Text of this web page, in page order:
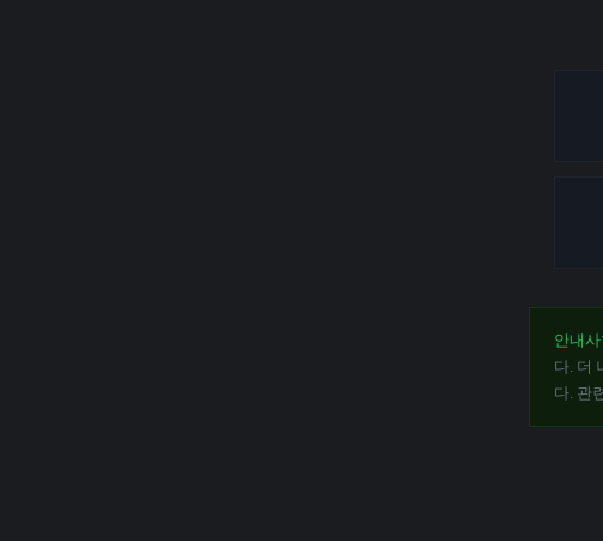
안내
다. 더
다. 관